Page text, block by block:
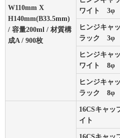
W110mm X
H140mm(B33.5mm)
/ 容量200ml / 材質構
成A / 900枚
ワイト 3φ
ヒンジキャ
ラック 3φ
ヒンジキャ
ワイト 8φ
ヒンジキャ
ラック 8φ
16CSキャ
イト